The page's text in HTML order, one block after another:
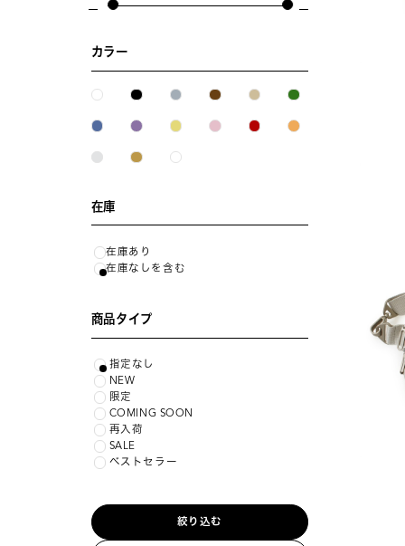
カラー
在庫
在庫あり
在庫なしを含む
商品タイプ
指定なし
NEW
限定
COMING SOON
再入荷
SALE
ベストセラー
絞り込む